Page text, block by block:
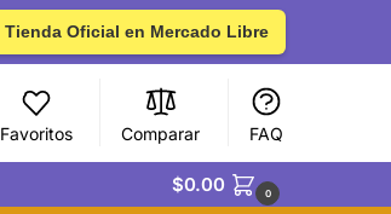
Tienda Oficial en Mercado Libre
Favoritos Comparar FAQ
$0.00 0